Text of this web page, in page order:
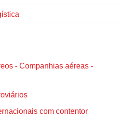
- Companhias aéreas -
com contentor